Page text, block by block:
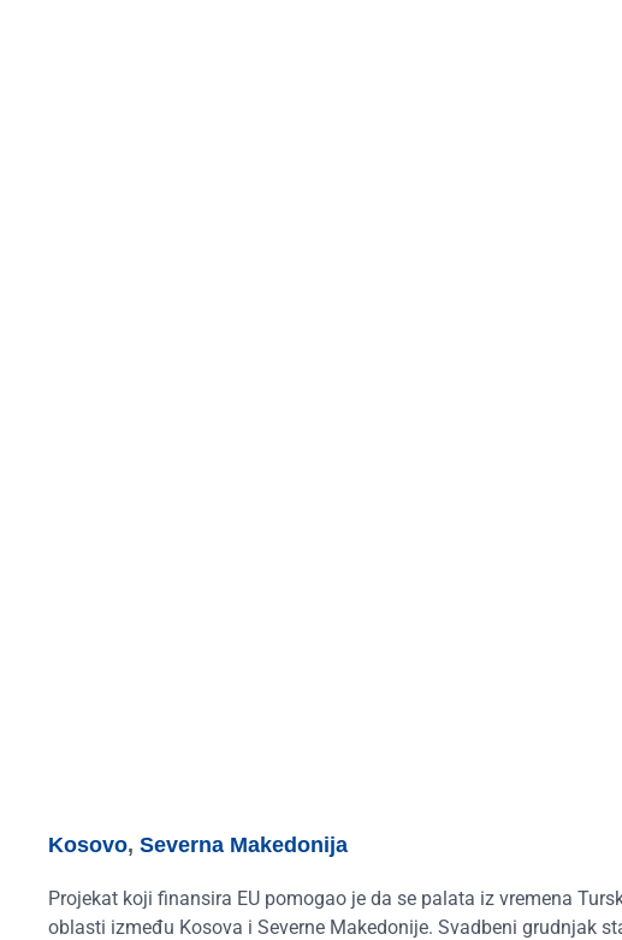
Kosovo, Severna Makedonija
Projekat koji finansira EU pomogao je da se palata iz vremena
oblasti između Kosova i Severne Makedonije. Svadbeni grudnjak